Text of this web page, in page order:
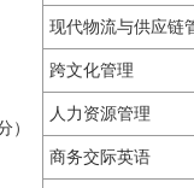
）
现代物流与供应链
跨文化管理
人力资源管理
商务交际英语